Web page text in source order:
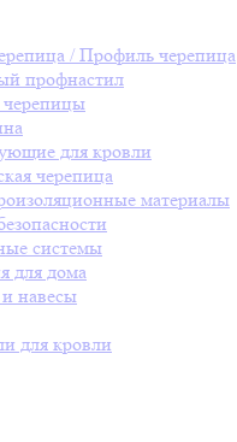
/ Профиль черепица
профнастил
черепицы
для кровли
черепица
материалы
системы
для дома
навесы
для кровли